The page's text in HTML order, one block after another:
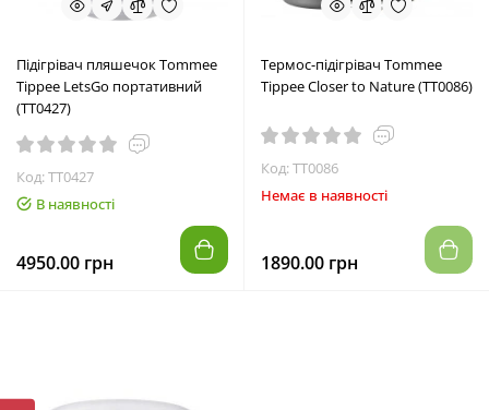
Підігрівач пляшечок Tommee
Tippee LetsGo портативний
(TT0427)
Код: TT0427
В наявності
4950.00 грн
Термос-підігрівач Tommee
Tippee Closer to Nature (TT0086)
Код: TT0086
Немає в наявності
1890.00 грн